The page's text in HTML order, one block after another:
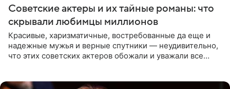
Советские актеры и их тайные романы: что
скрывали любимцы миллионов
Красивые, харизматичные, востребованные да еще и
надежные мужья и верные спутники — неудивительно,
что этих советских актеров обожали и уважали все